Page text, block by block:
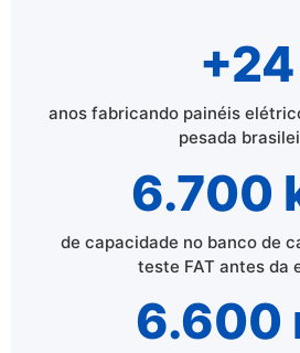
+24
anos fabricando painéis
pesada
6.700
de capacidade no banco de
teste FAT antes da
6.600